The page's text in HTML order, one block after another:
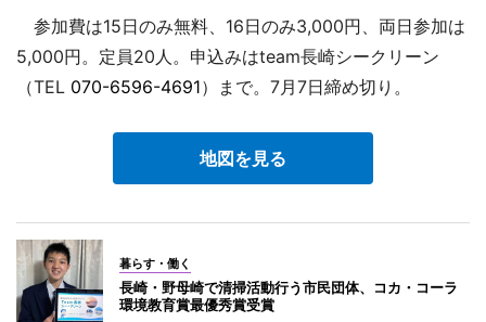
参加費は15日のみ無料、16日のみ3,000円、両日参加は
5,000円。定員20人。申込みはteam長崎シークリーン
（TEL 070-6596-4691）まで。7月7日締め切り。
地図を見る
暮らす・働く
長崎・野母崎で清掃活動行う市民団体、コカ・コーラ
環境教育賞最優秀賞受賞